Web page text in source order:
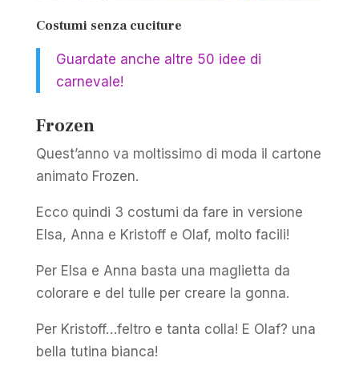
Costumi senza cuciture
Guardate anche altre 50 idee di
carnevale!
Frozen
Quest’anno va moltissimo di moda il cartone
animato Frozen.
Ecco quindi 3 costumi da fare in versione
Elsa, Anna e Kristoff e Olaf, molto facili!
Per Elsa e Anna basta una maglietta da
colorare e del tulle per creare la gonna.
Per Kristoff…feltro e tanta colla! E Olaf? una
bella tutina bianca!